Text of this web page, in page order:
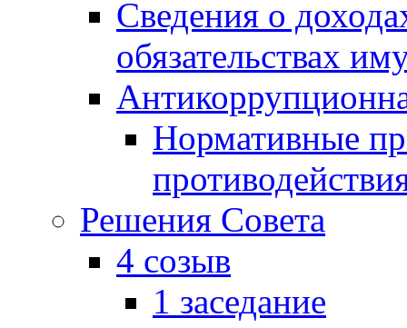
Сведения о
обязательствах
Нормативные
Решения Совета
4 созыв
1 заседание